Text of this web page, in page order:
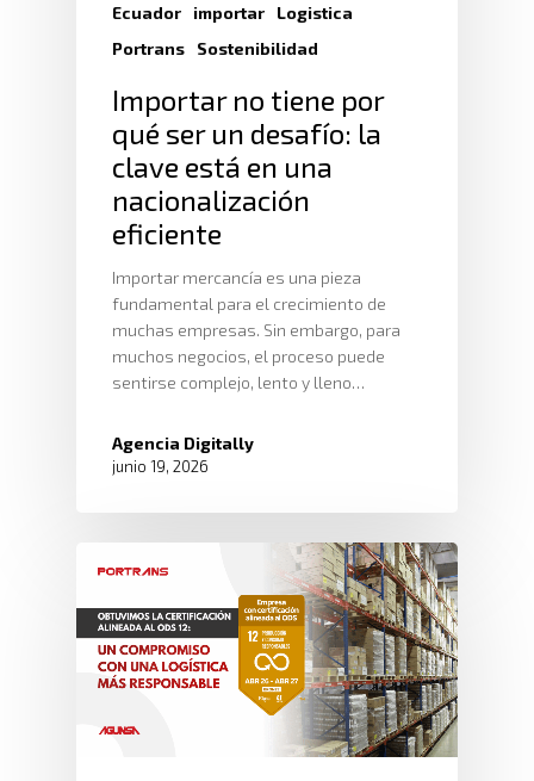
Ecuador importar
Logistica
Portrans
Sostenibilidad
Importar no tiene por
qué ser un desafío: la
clave está en una
nacionalización
eficiente
Importar mercancía es una pieza
fundamental para el crecimiento de
muchas empresas. Sin embargo, para
muchos negocios, el proceso puede
sentirse complejo, lento y lleno…
Agencia Digitally
junio 19, 2026